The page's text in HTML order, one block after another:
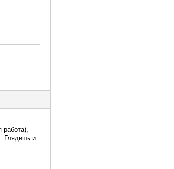
работа),
Глядишь и